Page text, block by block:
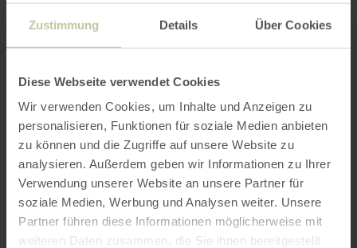
Zustimmung Details Über Cookies
Diese Webseite verwendet Cookies
Wir verwenden Cookies, um Inhalte und Anzeigen zu
personalisieren, Funktionen für soziale Medien anbieten
zu können und die Zugriffe auf unsere Website zu
analysieren. Außerdem geben wir Informationen zu Ihrer
Verwendung unserer Website an unsere Partner für
soziale Medien, Werbung und Analysen weiter. Unsere
Partner führen diese Informationen möglicherweise mit
weiteren Daten zusammen, die Sie ihnen bereitgestellt